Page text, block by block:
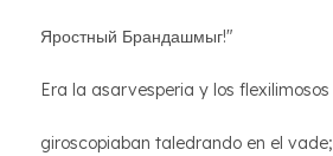
Яростный Брандашмыг!"
Era la asarvesperia y los
giroscopiaban taledrando en el vade;